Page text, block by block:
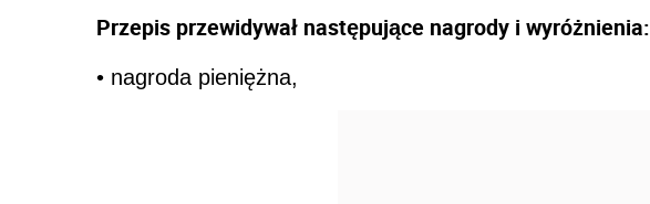
Przepis przewidywał następujące nagrody i wyróżnienia:
• nagroda pieniężna,